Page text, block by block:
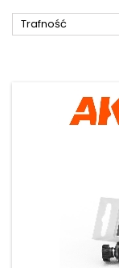
Trafność